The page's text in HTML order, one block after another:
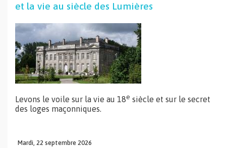
et la vie au siècle des Lumières
Levons le voile sur la vie au 18e siècle et sur le secret
des loges maçonniques.
Mardi, 22 septembre 2026